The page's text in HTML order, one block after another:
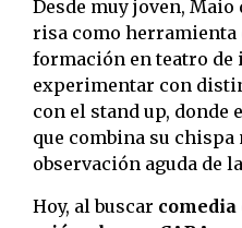
Desde muy joven,
risa como herramienta
formación en teatro
experimentar con
con el stand up, donde
que combina su
observación aguda de
Hoy, al buscar comedia